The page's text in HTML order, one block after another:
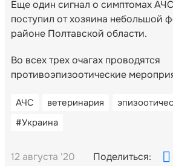
Еще один сигнал о симптомах
поступил от хозяина небольшой
районе Полтавской области.
Во всех трех очагах проводятся
противоэпизоотические
АЧС ветеринария
#Украина
12 августа '20 Поделиться: